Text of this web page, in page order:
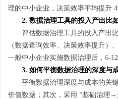
理的中小企业，决策效率平均提升
2. 数据治理工具的投入产出比
评估数据治理工具的投入产出
（数据查询效率、决策效率提升）、
一般中小企业实施数据治理后，6-
3. 如何平衡数据治理的深度与
平衡数据治理深度与成本的关
价值数据；其次，采用 “基础治理